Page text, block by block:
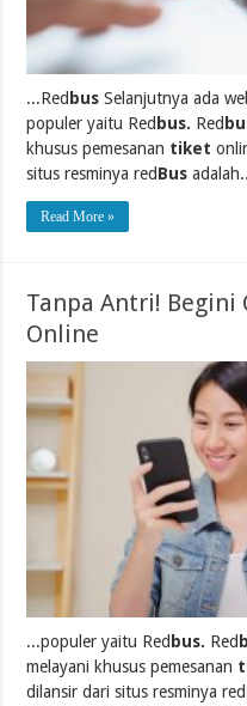
...Red bus Selanjutnya ada
populer yaitu Red bus. Red
khusus pemesanan tiket
situs resminya redBus
Read More »
Tanpa Antri! Begini
Online
...populer yaitu Red bus. Red
melayani khusus pemesanan
dilansir dari situs resminya red